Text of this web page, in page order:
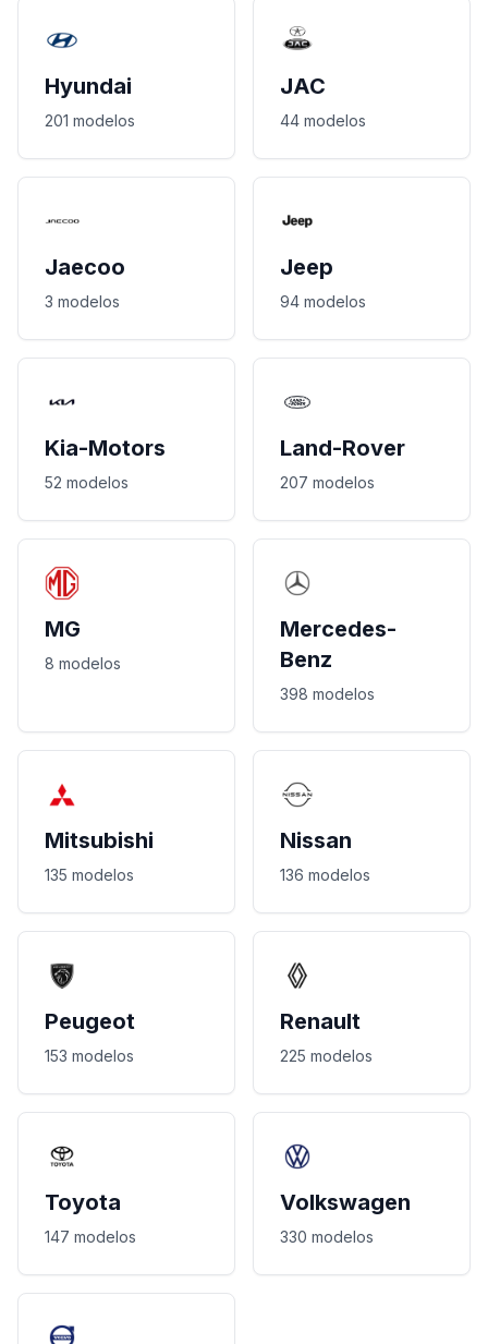
Hyundai
201 modelos
JAC
44 modelos
Jaecoo
3 modelos
Jeep
94 modelos
Kia-Motors
52 modelos
Land-Rover
207 modelos
MG
8 modelos
Mercedes-
Benz
398 modelos
Mitsubishi
135 modelos
Nissan
136 modelos
Peugeot
153 modelos
Renault
225 modelos
Toyota
147 modelos
Volkswagen
330 modelos